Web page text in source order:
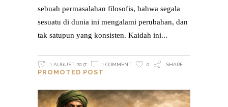
sebuah permasalahan filosofis, bahwa segala
sesuatu di dunia ini mengalami perubahan, dan
tak satupun yang konsisten. Kaidah ini
1 AUGUST 2017 1 COMMENT 0 SHARE
PROMOTED POST